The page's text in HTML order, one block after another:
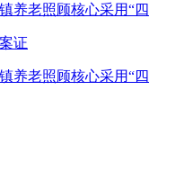
养老照顾核心采用“四
证
养老照顾核心采用“四